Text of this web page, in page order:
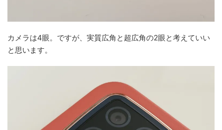
カメラは4眼。ですが、実質広角と超広角の2眼と考えていい
と思います。